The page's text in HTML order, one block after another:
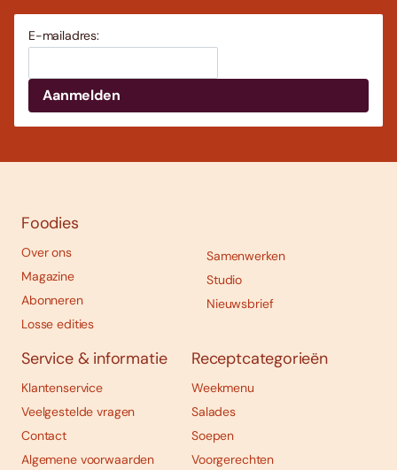
E-mailadres:
Foodies
Over ons
Magazine
Abonneren
Losse edities
Samenwerken
Studio
Nieuwsbrief
Service & informatie
Klantenservice
Veelgestelde vragen
Contact
Algemene voorwaarden
Receptcategorieën
Weekmenu
Salades
Soepen
Voorgerechten